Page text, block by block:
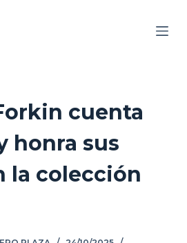
cuenta
honra sus
la colección